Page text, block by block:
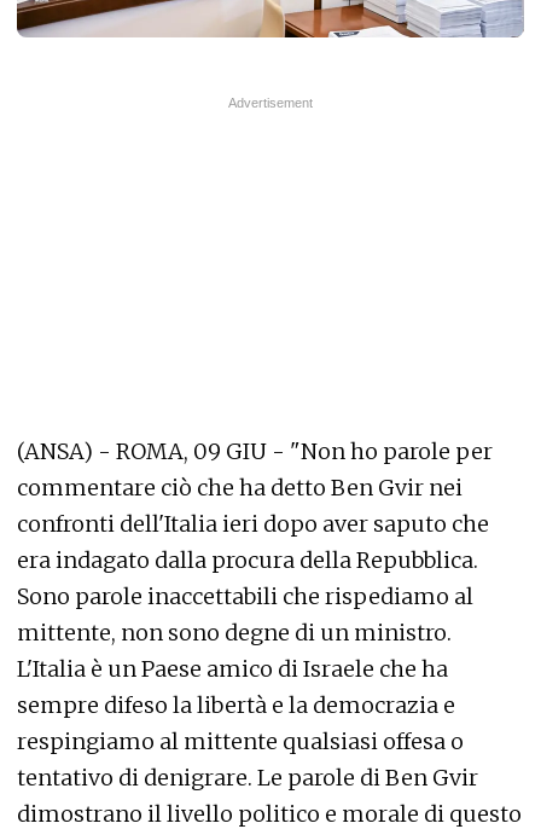
(ANSA) - ROMA, 09 GIU - "Non ho parole per
commentare ciò che ha detto Ben Gvir nei
confronti dell'Italia ieri dopo aver saputo che
era indagato dalla procura della Repubblica.
Sono parole inaccettabili che rispediamo al
mittente, non sono degne di un ministro.
L'Italia è un Paese amico di Israele che ha
sempre difeso la libertà e la democrazia e
respingiamo al mittente qualsiasi offesa o
tentativo di denigrare. Le parole di Ben Gvir
dimostrano il livello politico e morale di questo